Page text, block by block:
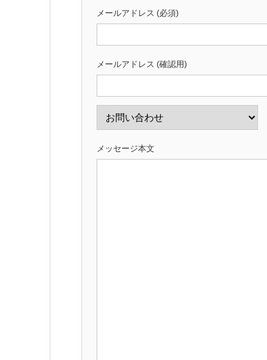
メールアドレス (必須)
メールアドレス (確認用)
メッセージ本文